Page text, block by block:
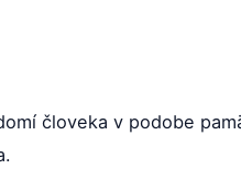
človeka v podobe